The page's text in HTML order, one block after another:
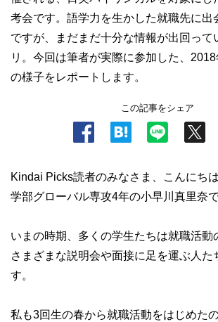
考会です。語学力を生かした就職先に出
ですが、まだまだ十分な情報が出回って
リ。今回は筆者が実際に参加した、2018
の様子をレポートします。
この記事をシェア
Kindai Picks読者のみなさま、こんにち
学部グローバル専攻4年の小早川真里奈で
いまの時期、多くの学生たちは就職活動
さまざまな説明会や面接に足を運ぶ人た
す。
私も3回生の春から就職活動をはじめた